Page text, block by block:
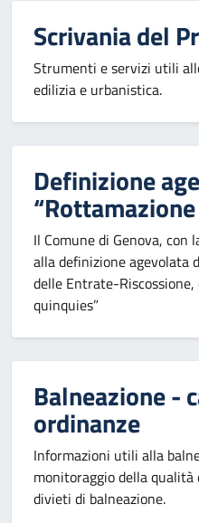
Scrivania del
Strumenti e servizi utili
edilizia e urbanistica.
Definizione
Il Comune di Genova, con
alla definizione agevolata
delle Entrate-Riscossione,
quinquies”
Balneazione -
ordinanze
Informazioni utili alla
monitoraggio della qualità
divieti di balneazione.